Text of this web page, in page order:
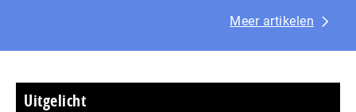
Meer artikelen
Uitgelicht